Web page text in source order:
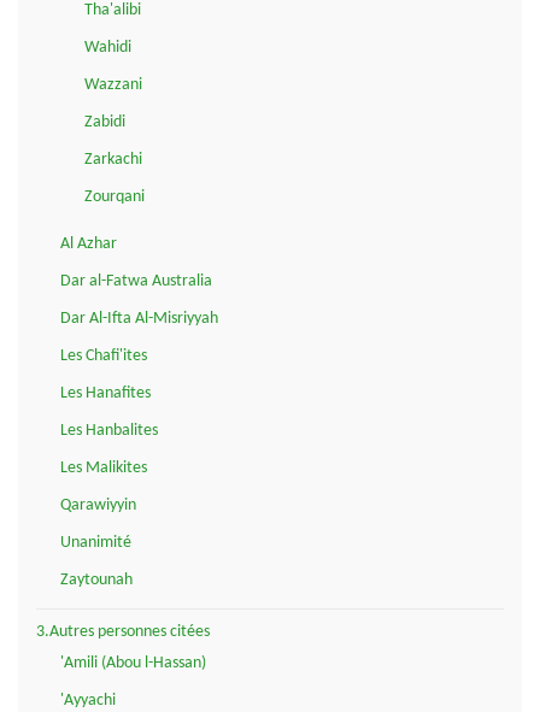
Tha'alibi
Wahidi
Wazzani
Zabidi
Zarkachi
Zourqani
Al Azhar
Dar al-Fatwa Australia
Dar Al-Ifta Al-Misriyyah
Les Chafi'ites
Les Hanafites
Les Hanbalites
Les Malikites
Qarawiyyin
Unanimité
Zaytounah
3.Autres personnes citées
'Amili (Abou l-Hassan)
'Ayyachi